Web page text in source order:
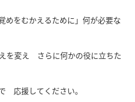
めをむかえるために」何が必要な
を変え さらに何かの役に立ちた
応援してください。